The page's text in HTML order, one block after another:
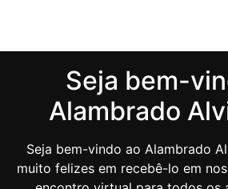
Seja bem-
Alambrado
Seja bem-vindo ao Alambrado
muito felizes em recebê-lo em